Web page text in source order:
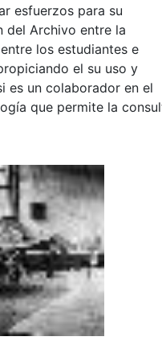
esfuerzos para su
del Archivo entre la
los estudiantes e
el su uso y
es un colaborador en el
que permite la